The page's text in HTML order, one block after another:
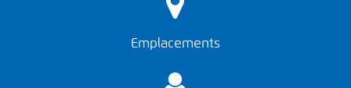
Emplacements